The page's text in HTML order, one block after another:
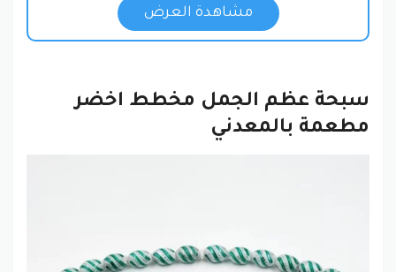
مشاهدة العرض
سبحة عظم الجمل مخطط اخضر
مطعمة بالمعدني